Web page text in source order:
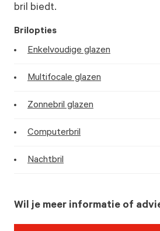
bril biedt.
Brilopties
Enkelvoudige glazen
Multifocale glazen
Zonnebril glazen
Computerbril
Nachtbril
Wil je meer informatie of